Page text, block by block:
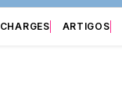
CHARGES ARTIGOS